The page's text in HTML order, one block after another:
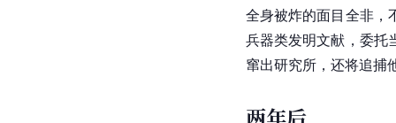
全身被炸的面目全非，
兵器类发明文献，委托
窜出研究所，还将追捕
两年后